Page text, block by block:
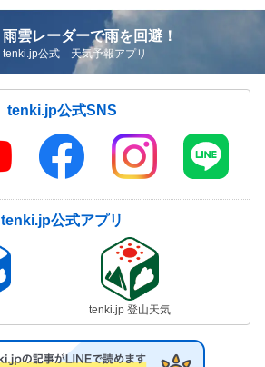
雨雲レーダーで雨を回避！
tenki.jp公式 天気予報アプリ
tenki.jp公式SNS
tenki.jp公式アプリ
tenki.jp 登山天気